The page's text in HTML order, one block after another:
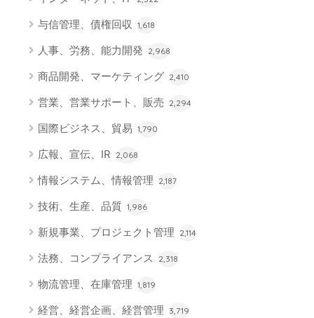
与信管理、債権回収 1,618
人事、労務、能力開発 2,968
商品開発、マーケティング 2,410
営業、営業サポート、販売 2,294
国際ビジネス、貿易 1,790
広報、宣伝、IR 2,068
情報システム、情報管理 2,187
技術、生産、品質 1,986
新規事業、プロジェクト管理 2,114
法務、コンプライアンス 2,318
物流管理、在庫管理 1,819
経営、経営企画、経営管理 3,719